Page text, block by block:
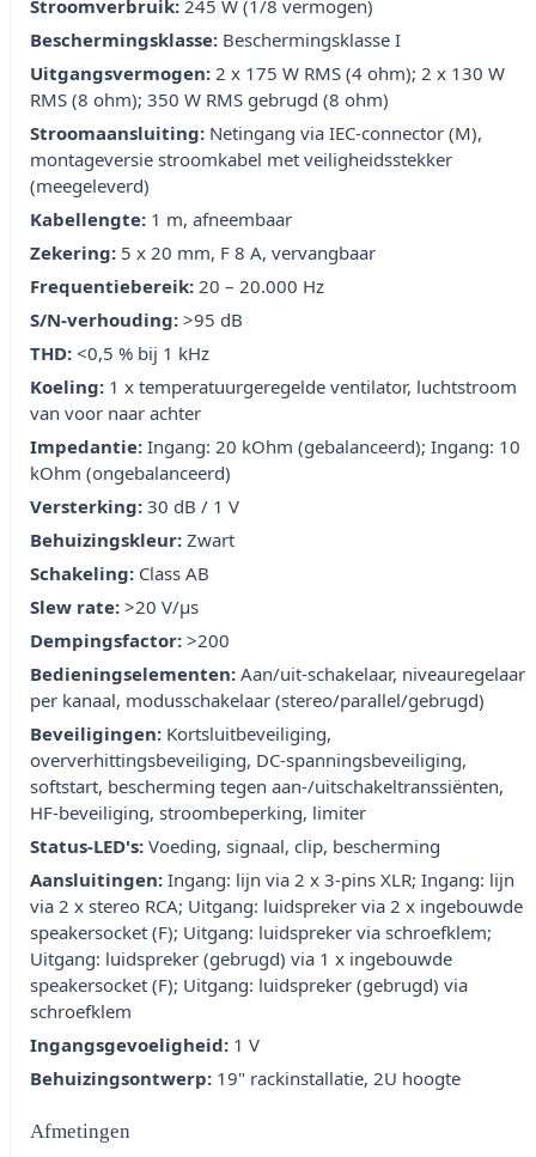
Stroomverbruik: 245 W (1/8 vermogen)
Beschermingsklasse: Beschermingsklasse I
Uitgangsvermogen: 2 x 175 W RMS (4 ohm); 2 x 130 W
RMS (8 ohm); 350 W RMS gebrugd (8 ohm)
Stroomaansluiting: Netingang via IEC-connector (M),
montageversie stroomkabel met veiligheidsstekker
(meegeleverd)
Kabellengte: 1 m, afneembaar
Zekering: 5 x 20 mm, F 8 A, vervangbaar
Frequentiebereik: 20 – 20.000 Hz
S/N-verhouding: >95 dB
THD: <0,5 % bij 1 kHz
Koeling: 1 x temperatuurgeregelde ventilator, luchtstroom
van voor naar achter
Impedantie: Ingang: 20 kOhm (gebalanceerd); Ingang: 10
kOhm (ongebalanceerd)
Versterking: 30 dB / 1 V
Behuizingskleur: Zwart
Schakeling: Class AB
Slew rate: >20 V/µs
Dempingsfactor: >200
Bedieningselementen: Aan/uit-schakelaar, niveauregelaar
per kanaal, modusschakelaar (stereo/parallel/gebrugd)
Beveiligingen: Kortsluitbeveiliging,
oververhittingsbeveiliging, DC-spanningsbeveiliging,
softstart, bescherming tegen aan-/uitschakeltranssiënten,
HF-beveiliging, stroombeperking, limiter
Status-LED's: Voeding, signaal, clip, bescherming
Aansluitingen: Ingang: lijn via 2 x 3-pins XLR; Ingang: lijn
via 2 x stereo RCA; Uitgang: luidspreker via 2 x ingebouwde
speakersocket (F); Uitgang: luidspreker via schroefklem;
Uitgang: luidspreker (gebrugd) via 1 x ingebouwde
speakersocket (F); Uitgang: luidspreker (gebrugd) via
schroefklem
Ingangsgevoeligheid: 1 V
Behuizingsontwerp: 19" rackinstallatie, 2U hoogte
Afmetingen